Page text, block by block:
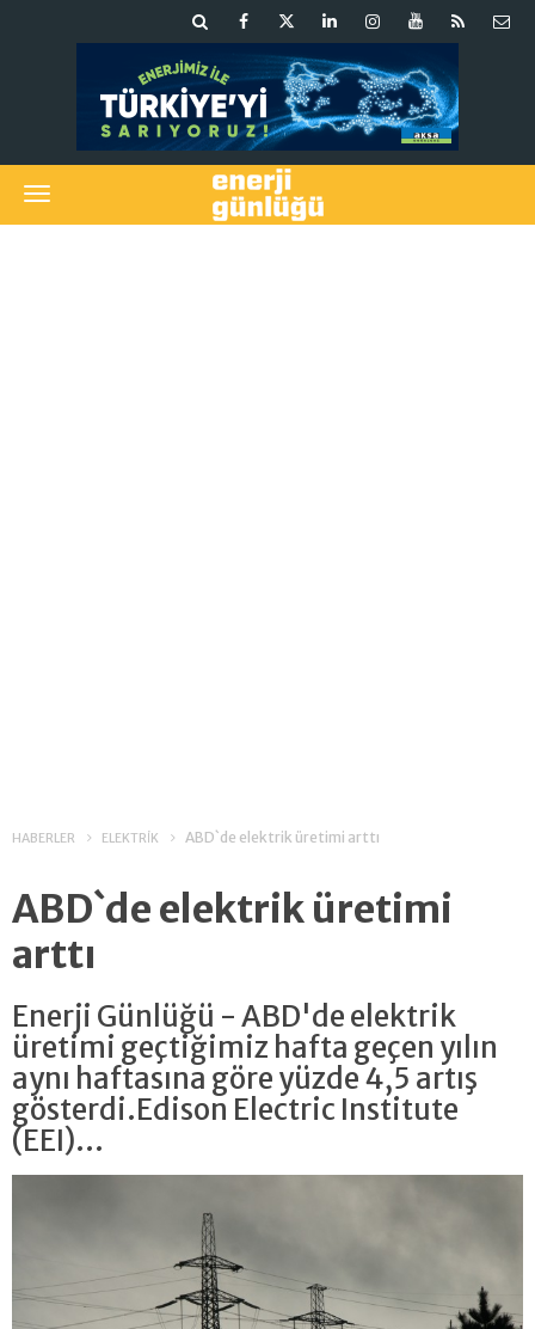
HABERLER ELEKTRİK ABD`de elektrik üretimi arttı
ABD`de elektrik üretimi
arttı
Enerji Günlüğü - ABD'de elektrik
üretimi geçtiğimiz hafta geçen yılın
aynı haftasına göre yüzde 4,5 artış
gösterdi.Edison Electric Institute
(EEI)...